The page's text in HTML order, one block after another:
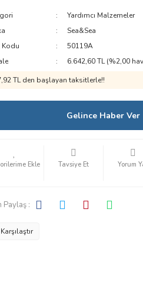
Yardımcı Malzemeler
Sea&Sea
Kodu
50119A
6.642,60 TL (%2,00
TL den başlayan taksitlerle!!
Gelince Haber Ver
Tavsiye Et Yorum
Paylaş :
Karşılaştır